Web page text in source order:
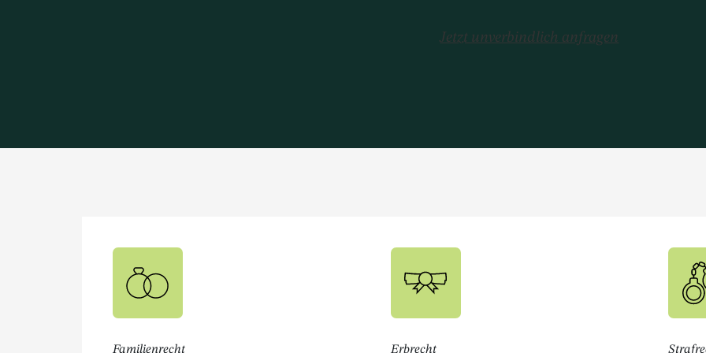
Jetzt unverbindlich anfragen
Familienrecht Erbrecht